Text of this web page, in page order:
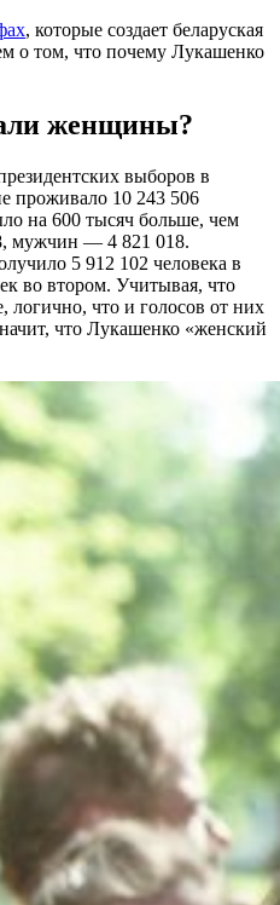
, которые создает беларуская
о том, что почему Лукашенко
женщины?
выборов в
проживало 10 243 506
на 600 тысяч больше, чем
мужчин — 4 821 018.
5 912 102 человека в
во втором. Учитывая, что
что и голосов от них
что Лукашенко «женский